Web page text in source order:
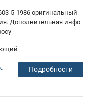
5-1986 оригинальный
Дополнительная инфо
Подробности